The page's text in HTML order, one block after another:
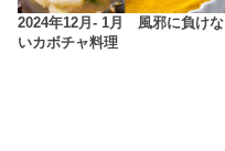
2024年12月- 1月 風邪に負けな
いカボチャ料理